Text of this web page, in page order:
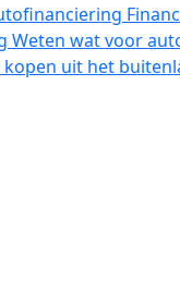
Weten wat voor
uit het